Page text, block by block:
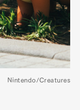
Creatures